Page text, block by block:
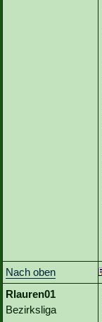
Nach oben
Rlauren01
Bezirksliga